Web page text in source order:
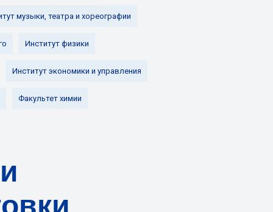
музыки, театра и хореографии
Институт физики
Институт экономики и управления
Факультет химии